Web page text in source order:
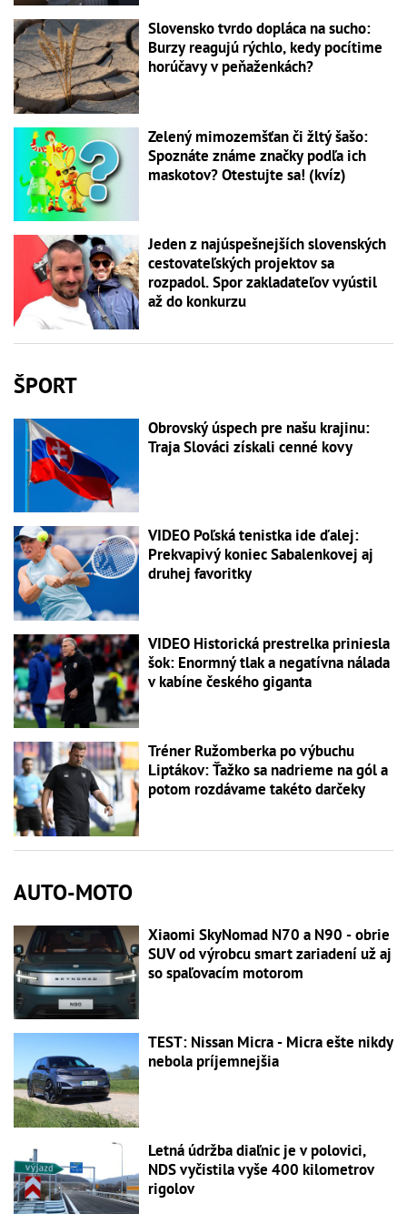
Slovensko tvrdo dopláca na sucho:
Burzy reagujú rýchlo, kedy pocítime
horúčavy v peňaženkách?
Zelený mimozemšťan či žltý šašo:
Spoznáte známe značky podľa ich
maskotov? Otestujte sa! (kvíz)
Jeden z najúspešnejších slovenských
cestovateľských projektov sa
rozpadol. Spor zakladateľov vyústil
až do konkurzu
ŠPORT
Obrovský úspech pre našu krajinu:
Traja Slováci získali cenné kovy
VIDEO Poľská tenistka ide ďalej:
Prekvapivý koniec Sabalenkovej aj
druhej favoritky
VIDEO Historická prestrelka priniesla
šok: Enormný tlak a negatívna nálada
v kabíne českého giganta
Tréner Ružomberka po výbuchu
Liptákov: Ťažko sa nadrieme na gól a
potom rozdávame takéto darčeky
AUTO-MOTO
Xiaomi SkyNomad N70 a N90 - obrie
SUV od výrobcu smart zariadení už aj
so spaľovacím motorom
TEST: Nissan Micra - Micra ešte nikdy
nebola príjemnejšia
Letná údržba diaľnic je v polovici,
NDS vyčistila vyše 400 kilometrov
rigolov